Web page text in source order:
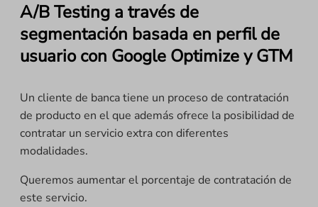
A/B Testing a través de
segmentación basada en perfil de
usuario con Google Optimize y GTM
Un cliente de banca tiene un proceso de contratación
de producto en el que además ofrece la posibilidad de
contratar un servicio extra con diferentes
modalidades.
Queremos aumentar el porcentaje de contratación de
este servicio.